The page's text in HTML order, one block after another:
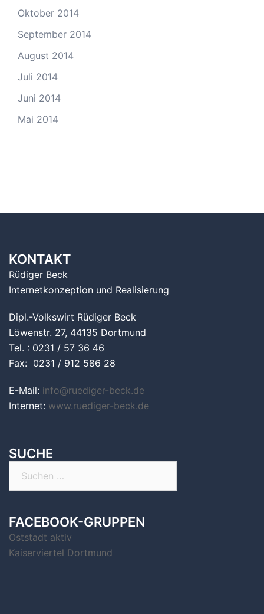
Oktober 2014
September 2014
August 2014
Juli 2014
Juni 2014
Mai 2014
KONTAKT
Rüdiger Beck
Internetkonzeption und Realisierung
Dipl.-Volkswirt Rüdiger Beck
Löwenstr. 27, 44135 Dortmund
Tel. : 0231 / 57 36 46
Fax: 0231 / 912 586 28
E-Mail: info@ruediger-beck.de
Internet: www.ruediger-beck.de
SUCHE
nach:
FACEBOOK-GRUPPEN
Oststadt aktiv
Kaiserviertel Dortmund